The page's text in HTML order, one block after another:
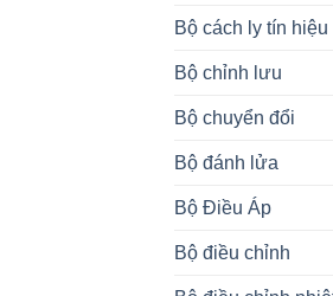
Bộ cách ly tín hiệu
Bộ chỉnh lưu
Bộ chuyển đổi
Bộ đánh lửa
Bộ Điều Áp
Bộ điều chỉnh